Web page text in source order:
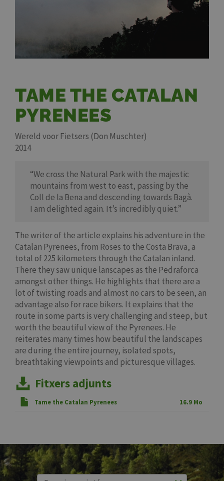
TAME THE CATALAN
PYRENEES
Wereld voor Fietsers (Don Muschter)
2014
“We cross the Natural Park with the majestic
mountains from west to east, passing by the
Coll de la Bena and descending towards Bagà.
I am delighted again. It’s incredibly quiet.”
The writer of the article explains his adventure in the
Catalan Pyrenees, from Roses to the Costa Brava, a
total of 225 kilometers through the Catalan inland.
There they saw unique lanscapes as the Pedraforca
amongst other things. He highlights that there are a
lot of twisting roads and almost no cars to be seen, an
advantage also for race bikers. It explains that the
route in some parts is very challenging and steep, but
worth the beautiful view of the Pyrenees. He
reiterates many times how beautiful the landscapes
are during the entire journey, isolated spots,
breathtaking viewpoints and picturesque villages.
Fitxers adjunts
Tame the Catalan Pyrenees 16.9 Mo